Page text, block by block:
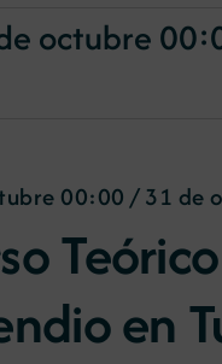
octubre
en
00:00 /31 de